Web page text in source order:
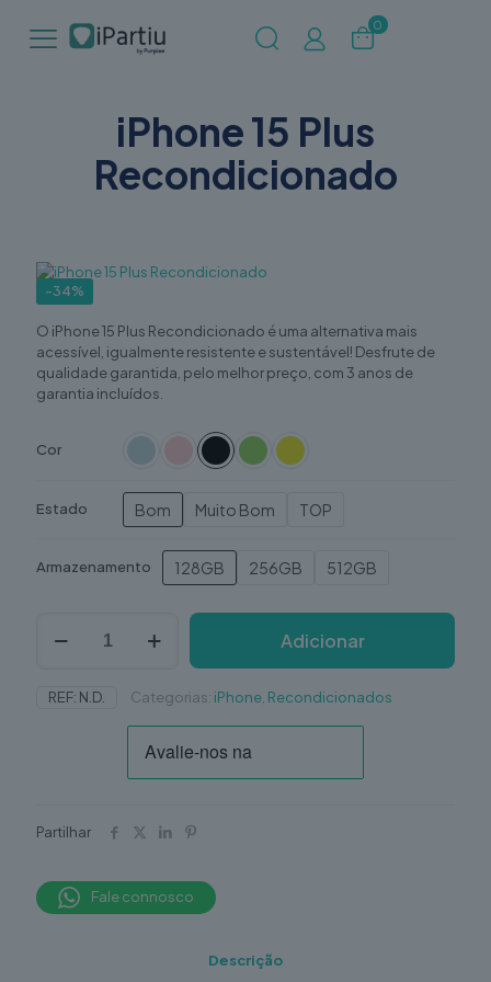
0
iPhone 15 Plus
Recondicionado
-34%
O iPhone 15 Plus Recondicionado é uma alternativa mais
acessível, igualmente resistente e sustentável! Desfrute de
qualidade garantida, pelo melhor preço, com 3 anos de
garantia incluídos.
Cor
Estado Bom Muito Bom TOP
Armazenamento 128GB 256GB 512GB
Plus
Recondicionado
Adicionar
REF: N.D. Categorias: iPhone Recondicionados
Partilhar
Fale connosco
Descrição